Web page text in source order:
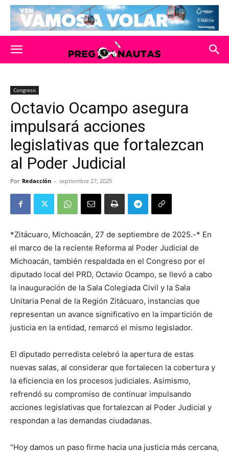
Congreso
Octavio Ocampo asegura
impulsará acciones
legislativas que fortalezcan
al Poder Judicial
Por Redacción - septiembre 27, 2025
*Zitácuaro, Michoacán, 27 de septiembre de 2025.-* En
el marco de la reciente Reforma al Poder Judicial de
Michoacán, también respaldada en el Congreso por el
diputado local del PRD, Octavio Ocampo, se llevó a cabo
la inauguración de la Sala Colegiada Civil y la Sala
Unitaria Penal de la Región Zitácuaro, instancias que
representan un avance significativo en la impartición de
justicia en la entidad, remarcó el mismo legislador.
El diputado perredista celebró la apertura de estas
nuevas salas, al considerar que fortalecen la cobertura y
la eficiencia en los procesos judiciales. Asimismo,
refrendó su compromiso de continuar impulsando
acciones legislativas que fortalezcan al Poder Judicial y
respondan a las demandas ciudadanas.
“Hoy damos un paso firme hacia una justicia más cercana,